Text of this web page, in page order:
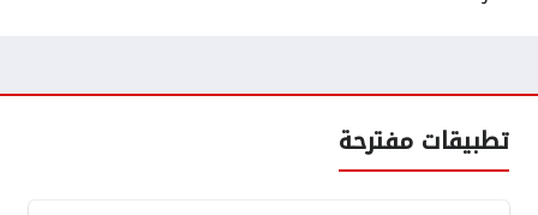
تطبيقات مفترحة